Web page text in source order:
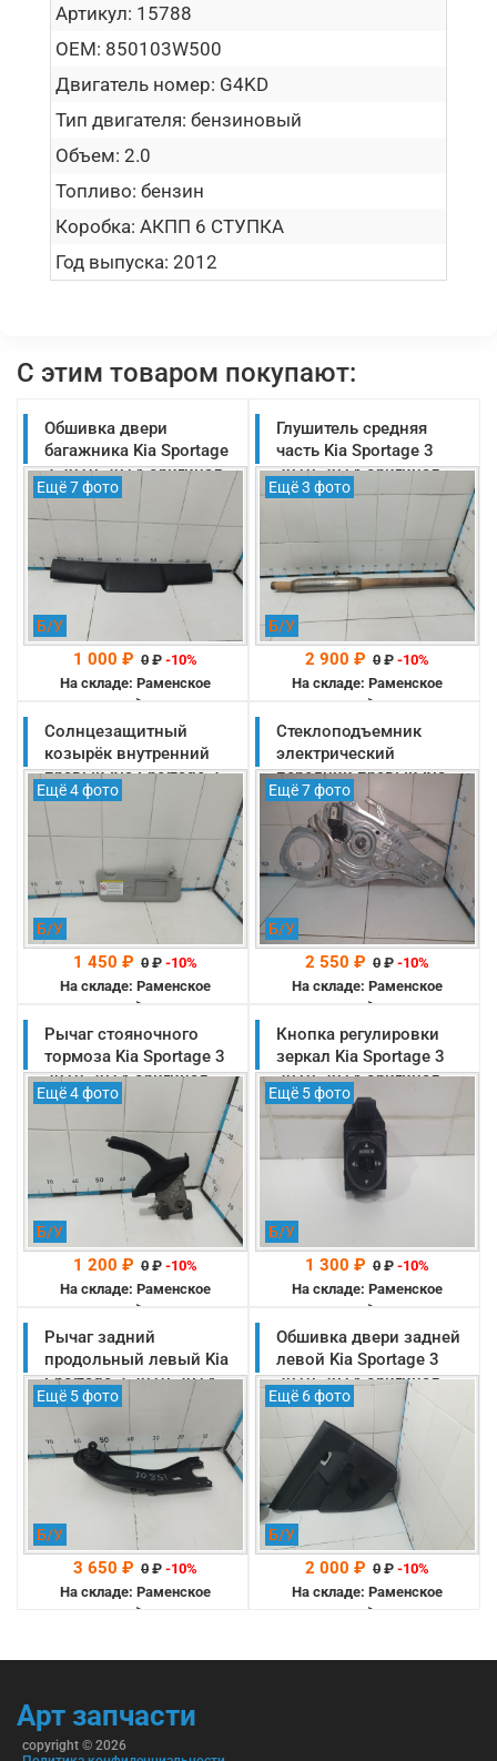
Артикул: 15788
OEM: 850103W500
Двигатель номер: G4KD
Тип двигателя: бензиновый
Объем: 2.0
Топливо: бензин
Коробка: АКПП 6 СТУПКА
Год выпуска: 2012
С этим товаром покупают:
Обшивка двери
багажника Kia Sportage
3 2010-2014 оригинал
(817603U000WK)
Ещё 7 фото
Б/У
1 000 ₽ 0 ₽ -10%
На складе: Раменское
-->
Глушитель средняя
часть Kia Sportage 3
2010-2014 оригинал
(286502S100)
Ещё 3 фото
Б/У
2 900 ₽ 0 ₽ -10%
На складе: Раменское
-->
Солнцезащитный
козырёк внутренний
правый Kia Sportage 3
2010-2014 оригинал
(852203W260ED)
Ещё 4 фото
Б/У
1 450 ₽ 0 ₽ -10%
На складе: Раменское
-->
Стеклоподъемник
электрический
передний правый Kia
Sportage 3 2010-2014
оригинал (824813U000)
Ещё 7 фото
Б/У
2 550 ₽ 0 ₽ -10%
На складе: Раменское
-->
Рычаг стояночного
тормоза Kia Sportage 3
2010-2014 оригинал
(597103W000WK)
Ещё 4 фото
Б/У
1 200 ₽ 0 ₽ -10%
На складе: Раменское
-->
Кнопка регулировки
зеркал Kia Sportage 3
2010-2014 оригинал
(935703W400WK)
Ещё 5 фото
Б/У
1 300 ₽ 0 ₽ -10%
На складе: Раменское
-->
Рычаг задний
продольный левый Kia
Sportage 3 2010-2014
оригинал (552703W050)
Ещё 5 фото
Б/У
3 650 ₽ 0 ₽ -10%
На складе: Раменское
-->
Обшивка двери задней
левой Kia Sportage 3
2010-2014 оригинал
(833073U020XI)
Ещё 6 фото
Б/У
2 000 ₽ 0 ₽ -10%
На складе: Раменское
-->
Арт запчасти
copyright © 2026